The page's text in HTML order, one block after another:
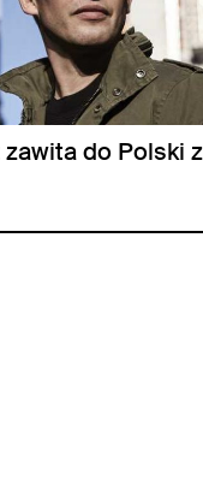
zawita do Polski